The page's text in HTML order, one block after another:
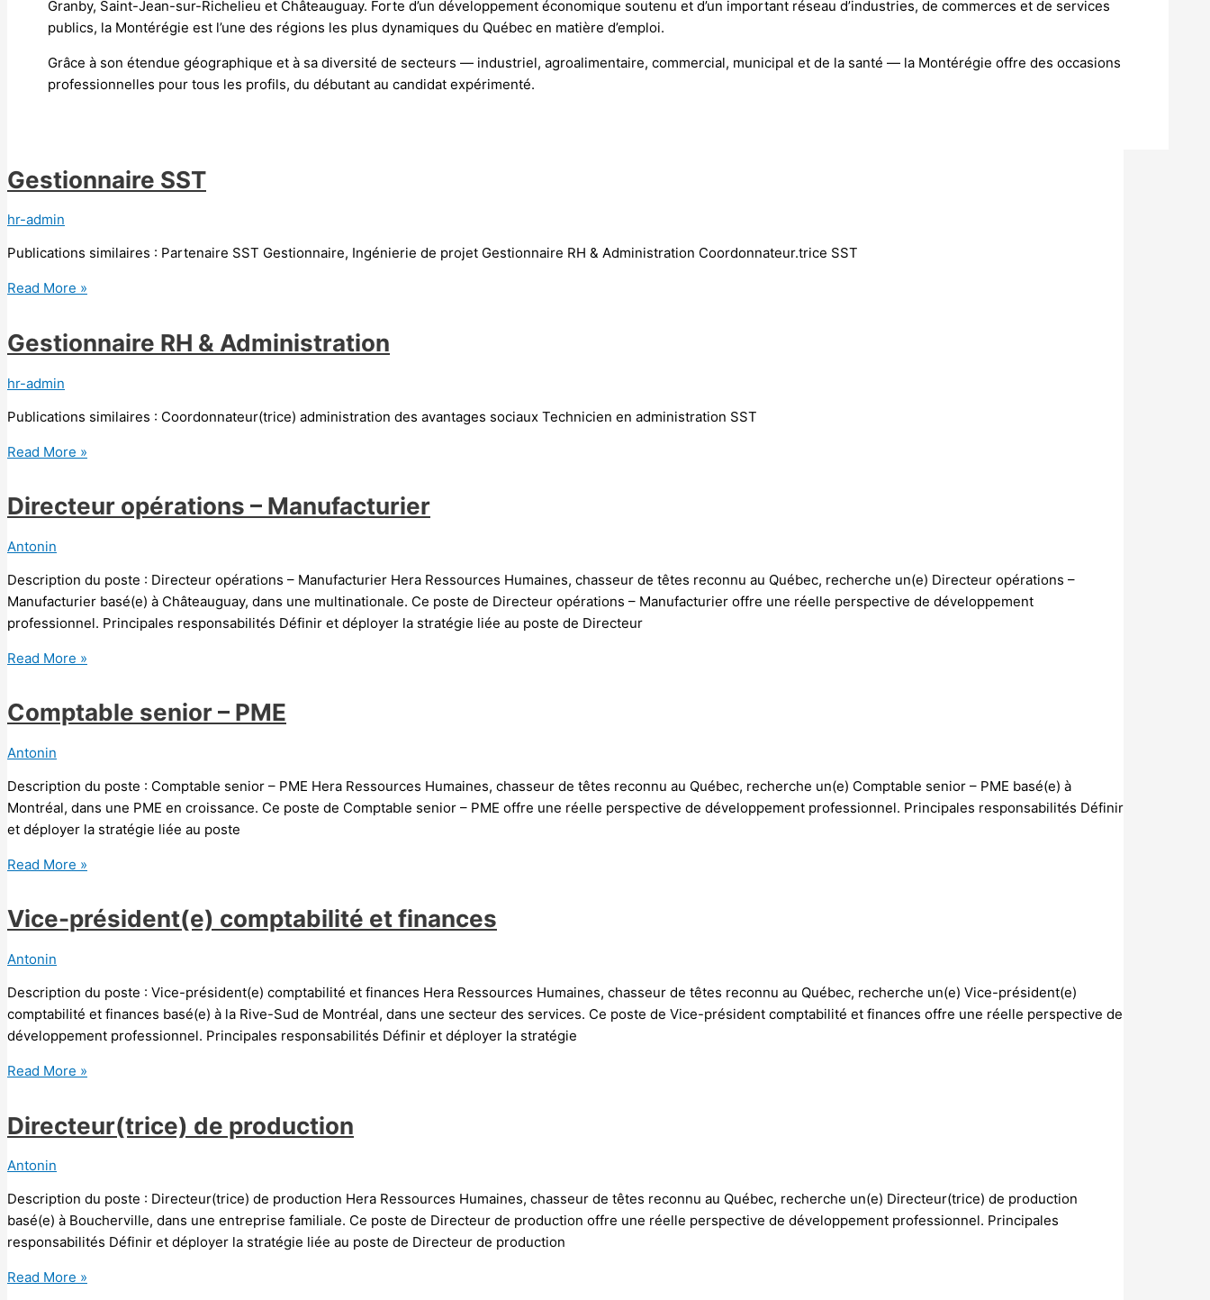
Granby, Saint-Jean-sur-Richelieu et Châteauguay. Forte d’un développement économique soutenu et d’un important réseau d’industries, de commerces et de services
publics, la Montérégie est l’une des régions les plus dynamiques du Québec en matière d’emploi.
Grâce à son étendue géographique et à sa diversité de secteurs — industriel, agroalimentaire, commercial, municipal et de la santé — la Montérégie offre des occasions
professionnelles pour tous les profils, du débutant au candidat expérimenté.
Gestionnaire SST
hr-admin
Publications similaires : Partenaire SST Gestionnaire, Ingénierie de projet Gestionnaire RH & Administration Coordonnateur.trice SST
Read More »
Gestionnaire RH & Administration
hr-admin
Publications similaires : Coordonnateur(trice) administration des avantages sociaux Technicien en administration SST
Read More »
Directeur opérations – Manufacturier
Antonin
Description du poste : Directeur opérations – Manufacturier Hera Ressources Humaines, chasseur de têtes reconnu au Québec, recherche un(e) Directeur opérations –
Manufacturier basé(e) à Châteauguay, dans une multinationale. Ce poste de Directeur opérations – Manufacturier offre une réelle perspective de développement
professionnel. Principales responsabilités Définir et déployer la stratégie liée au poste de Directeur
Read More »
Comptable senior – PME
Antonin
Description du poste : Comptable senior – PME Hera Ressources Humaines, chasseur de têtes reconnu au Québec, recherche un(e) Comptable senior – PME basé(e) à
Montréal, dans une PME en croissance. Ce poste de Comptable senior – PME offre une réelle perspective de développement professionnel. Principales responsabilités Définir
et déployer la stratégie liée au poste
Read More »
Vice-président(e) comptabilité et finances
Antonin
Description du poste : Vice-président(e) comptabilité et finances Hera Ressources Humaines, chasseur de têtes reconnu au Québec, recherche un(e) Vice-président(e)
comptabilité et finances basé(e) à la Rive-Sud de Montréal, dans une secteur des services. Ce poste de Vice-président comptabilité et finances offre une réelle perspective de
développement professionnel. Principales responsabilités Définir et déployer la stratégie
Read More »
Directeur(trice) de production
Antonin
Description du poste : Directeur(trice) de production Hera Ressources Humaines, chasseur de têtes reconnu au Québec, recherche un(e) Directeur(trice) de production
basé(e) à Boucherville, dans une entreprise familiale. Ce poste de Directeur de production offre une réelle perspective de développement professionnel. Principales
responsabilités Définir et déployer la stratégie liée au poste de Directeur de production
Read More »